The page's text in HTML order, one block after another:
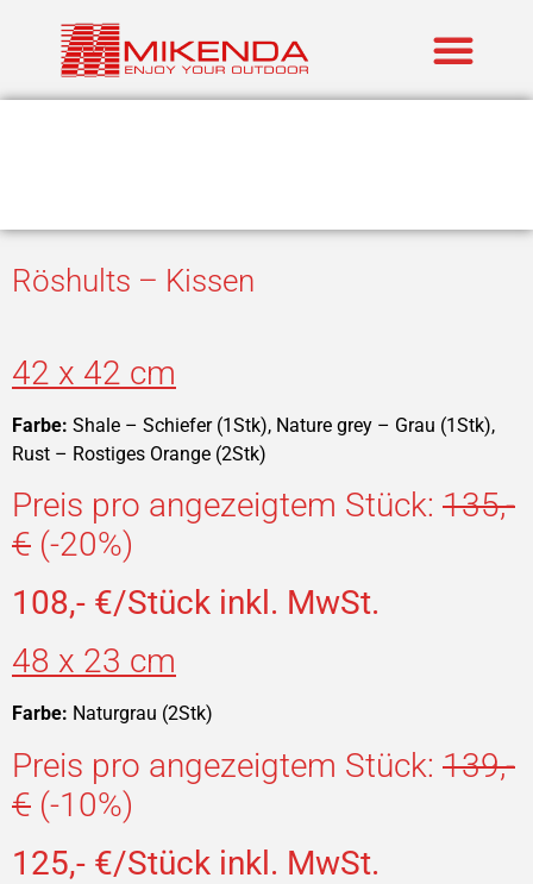
Röshults – Kissen
42 x 42 cm
Farbe: Shale – Schiefer (1Stk), Nature grey – Grau (1Stk),
Rust – Rostiges Orange (2Stk)
Preis pro angezeigtem Stück: 135,-
€ (-20%)
108,- €/Stück inkl. MwSt.
48 x 23 cm
Farbe: Naturgrau (2Stk)
Preis pro angezeigtem Stück: 139,-
€ (-10%)
125,- €/Stück inkl. MwSt.